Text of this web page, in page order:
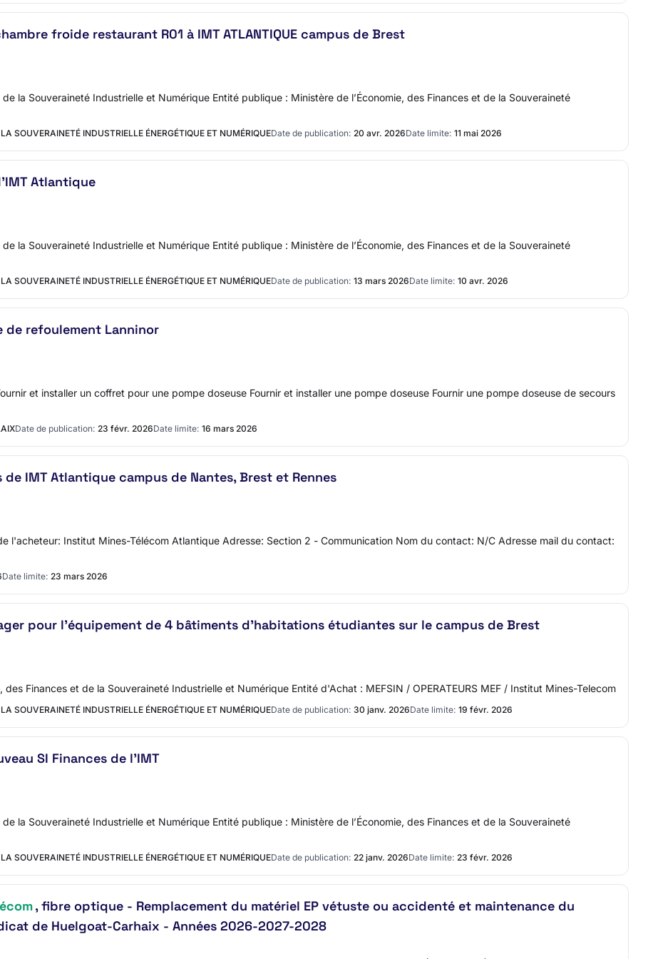
froide restaurant R01 à IMT ATLANTIQUE campus de Brest
la Souveraineté Industrielle et Numérique Entité publique : Ministère de l’Économie, des Finances et de la Souveraineté
SOUVERAINETÉ INDUSTRIELLE ÉNERGÉTIQUE ET NUMÉRIQUEDate de publication: 20 avr. 2026Date limite: 11 mai 2026
Atlantique
la Souveraineté Industrielle et Numérique Entité publique : Ministère de l’Économie, des Finances et de la Souveraineté
SOUVERAINETÉ INDUSTRIELLE ÉNERGÉTIQUE ET NUMÉRIQUEDate de publication: 13 mars 2026Date limite: 10 avr. 2026
de refoulement Lanninor
et installer un coffret pour une pompe doseuse Fournir et installer une pompe doseuse Fournir une pompe doseuse de secours
Date de publication: 23 févr. 2026Date limite: 16 mars 2026
IMT Atlantique campus de Nantes, Brest et Rennes
l'acheteur: Institut Mines-Télécom Atlantique Adresse: Section 2 - Communication Nom du contact: N/C Adresse mail du contact:
Date limite: 23 mars 2026
pour l’équipement de 4 bâtiments d’habitations étudiantes sur le campus de Brest
Finances et de la Souveraineté Industrielle et Numérique Entité d'Achat : MEFSIN / OPERATEURS MEF / Institut Mines-Telecom
SOUVERAINETÉ INDUSTRIELLE ÉNERGÉTIQUE ET NUMÉRIQUEDate de publication: 30 janv. 2026Date limite: 19 févr. 2026
SI Finances de l'IMT
la Souveraineté Industrielle et Numérique Entité publique : Ministère de l’Économie, des Finances et de la Souveraineté
SOUVERAINETÉ INDUSTRIELLE ÉNERGÉTIQUE ET NUMÉRIQUEDate de publication: 22 janv. 2026Date limite: 23 févr. 2026
, fibre optique - Remplacement du matériel EP vétuste ou accidenté et maintenance du
de Huelgoat-Carhaix - Années 2026-2027-2028